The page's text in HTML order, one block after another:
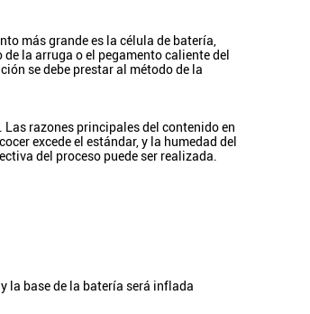
más grande es la célula de batería,
la arruga o el pegamento caliente del
se debe prestar al método de la
Las razones principales del contenido en
excede el estándar, y la humedad del
del proceso puede ser realizada.
la base de la batería será inflada